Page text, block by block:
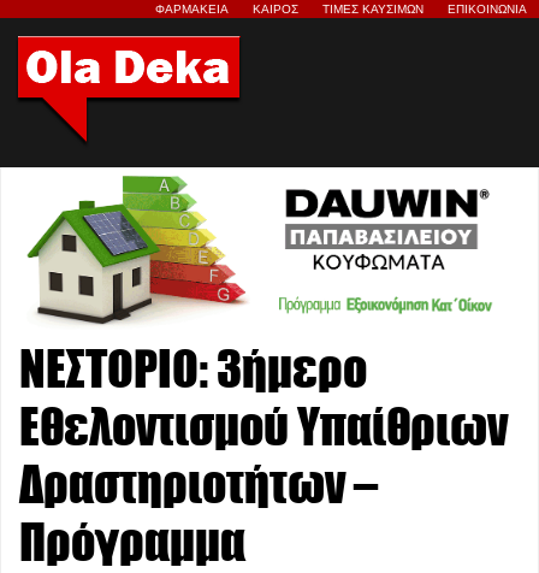
ΦΑΡΜΑΚΕΙΑ ΚΑΙΡΟΣ ΤΙΜΕΣ ΚΑΥΣΙΜΩΝ ΕΠΙΚΟΙΝΩΝΙΑ
ΝΕΣΤΟΡΙΟ: 3ήμερο
Εθελοντισμού Υπαίθριων
Δραστηριοτήτων –
Πρόγραμμα